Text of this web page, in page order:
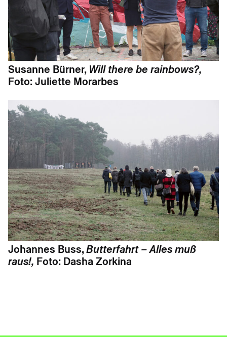
Susanne Bürner, Will there be rainbows?,
Foto: Juliette Morarbes
Johannes Buss,Butterfahrt – Alles muß
raus!, Foto: Dasha Zorkina